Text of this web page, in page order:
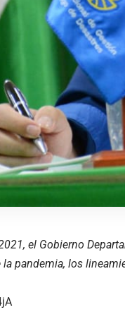
el Gobierno
pandemia, los